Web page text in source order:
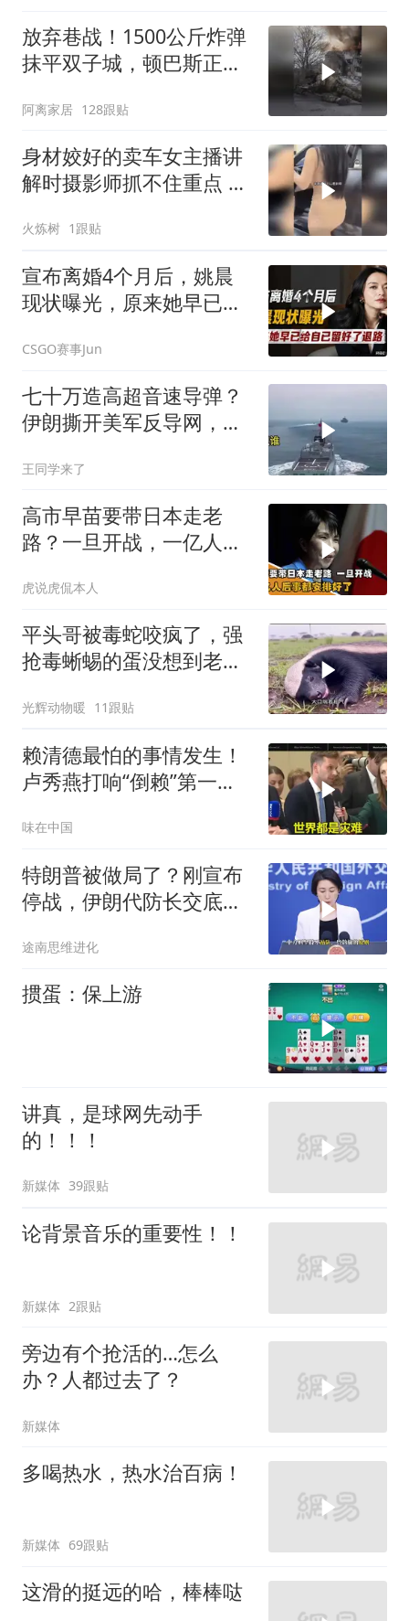
放弃巷战！1500公斤炸弹
抹平双子城，顿巴斯正变
阿离家居 128跟贴
身材姣好的卖车女主播讲
解时摄影师抓不住重点 女
火炼树 1跟贴
宣布离婚4个月后，姚晨
现状曝光，原来她早已给
CSGO赛事Jun
七十万造高超音速导弹？
伊朗撕开美军反导网，炸
王同学来了
高市早苗要带日本走老
路？一旦开战，一亿人后
虎说虎侃本人
平头哥被毒蛇咬疯了，强
抢毒蜥蜴的蛋没想到老婆
光辉动物暖 11跟贴
赖清德最怕的事情发生！
卢秀燕打响“倒赖”第一
味在中国
特朗普被做局了？刚宣布
停战，伊朗代防长交底，
途南思维进化
掼蛋：保上游
讲真，是球网先动手
的！！！
新媒体 39跟贴
论背景音乐的重要性！！
新媒体 2跟贴
旁边有个抢活的…怎么
办？人都过去了？
新媒体
多喝热水，热水治百病！
新媒体 69跟贴
这滑的挺远的哈，棒棒哒